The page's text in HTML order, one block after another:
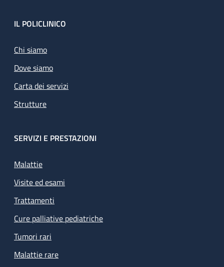
Footer
IL POLICLINICO
Chi siamo
Dove siamo
Carta dei servizi
Strutture
SERVIZI E PRESTAZIONI
Malattie
Visite ed esami
Trattamenti
Cure palliative pediatriche
Tumori rari
Malattie rare